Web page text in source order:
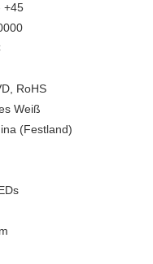
+45
RoHS
Weiß
(Festland)